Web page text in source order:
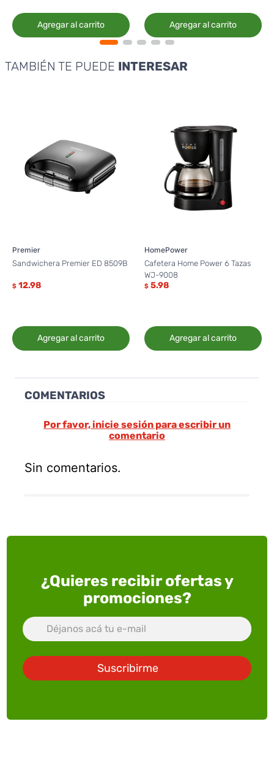
Agregar al carrito Agregar al carrito
TAMBIÉN TE PUEDE INTERESAR
Premier
Sandwichera Premier ED 8509B
$ 12.98
Agregar al carrito
HomePower
Cafetera Home Power 6 Tazas
WJ-9008
$ 5.98
Agregar al carrito
COMENTARIOS
Por favor, inicie sesión para escribir un
comentario
Sin comentarios.
¿Quieres recibir ofertas y
promociones?
Suscribirme